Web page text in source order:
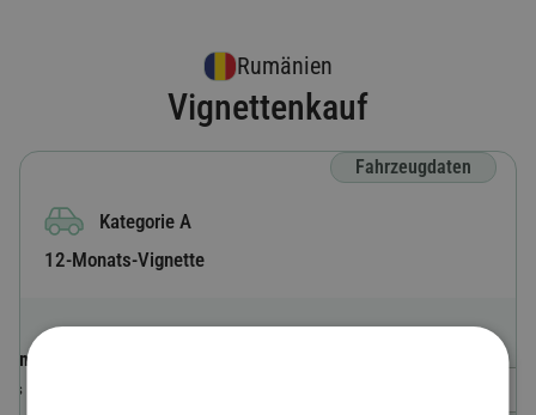
Rumänien
Vignettenkauf
Fahrzeugdaten
Kategorie A
12-Monats-Vignette
Länderkürzel
Das Land, in dem das Fahrzeug registriert